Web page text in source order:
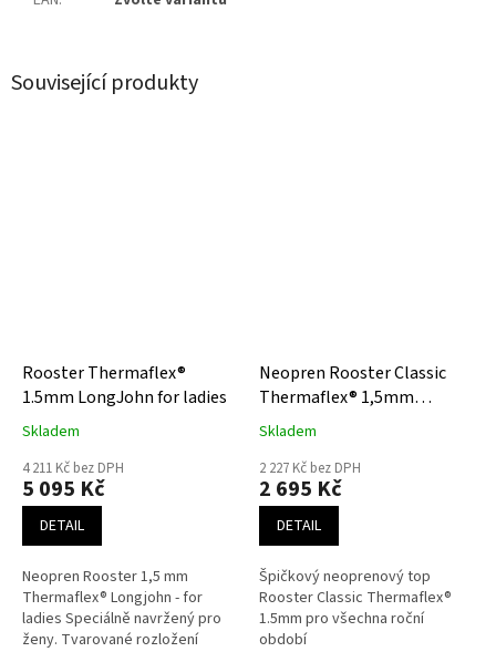
Související produkty
Rooster Thermaflex®
1.5mm LongJohn for ladies
Skladem
4 211 Kč bez DPH
5 095 Kč
DETAIL
Neopren Rooster 1,5 mm
Thermaflex® Longjohn - for
ladies Speciálně navržený pro
ženy. Tvarované rozložení
Neopren Rooster Classic
Thermaflex® 1,5mm
Neopren TOP
Skladem
2 227 Kč bez DPH
2 695 Kč
DETAIL
Špičkový neoprenový top
Rooster Classic Thermaflex®
1.5mm pro všechna roční
období